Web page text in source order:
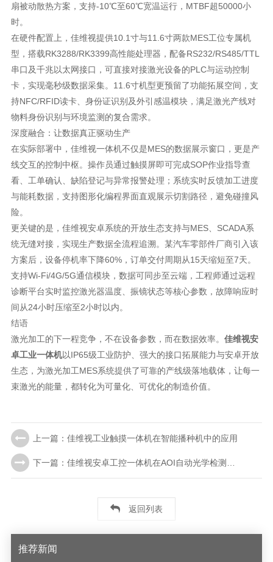
扇被动散热方案，支持-10℃至60℃宽温运行，MTBF超50000小
时。
在硬件配置上，佳维视提供10.1寸与11.6寸两款MES工位专属机
型，搭载RK3288/RK3399高性能处理器，配备RS232/RS485/TTL
串口及千兆以太网接口，可直接对接激光设备的PLC与运动控制
卡，实现毫秒级数据采集。11.6寸机型更预留了功能拓展空间，支
持NFC/RFID读卡、身份证识别及外引感温模块，满足激光产线对
物料身份识别与环境监测的复合需求。
深度融合：让数据真正驱动生产
在实际部署中，佳维视一体机不仅是MES的数据展示窗口，更是产
线交互的控制中枢。操作员通过触摸屏即可完成SOP作业指导查
看、工单确认、缺陷登记与异常报警处理；系统实时反馈加工进度
与能耗数据，支持图形化编程界面直观展示切割路径，避免碰撞风
险。
更关键的是，佳维视安卓系统的开放生态支持与MES、SCADA系
统无缝对接，实现生产数据全流程追溯。某汽车零部件厂商引入该
方案后，设备停机率下降60%，订单交付周期从15天缩短至7天。
支持Wi-Fi/4G/5G通信模块，数据可同步至云端，工程师通过远程
诊断平台实时监控激光器温度、振镜状态等核心参数，故障响应时
间从24小时压缩至2小时以内。
结语
激光加工的下一程竞争，不在设备参数，而在数据效率。 佳维视安
卓工业一体机以IP65级工业防护、强大的接口拓展能力与安卓开放
生态，为激光加工MES系统提供了可靠的产线级落地载体，让每一
束激光的能量，都转化为可量化、可优化的制造价值。
上一篇：佳维视工业触摸一体机在智能播种机中的应用
返回列表
推荐新闻